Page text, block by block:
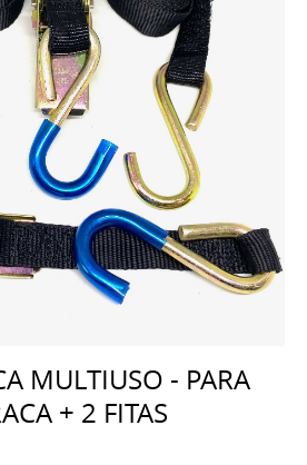
MULTIUSO - PARA
+ 2 FITAS